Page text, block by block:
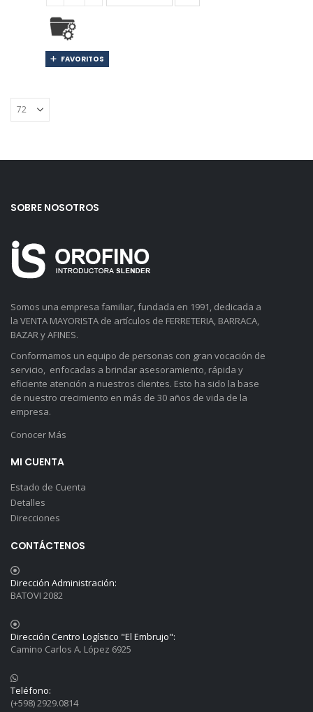
FAVORITOS
SOBRE NOSOTROS
Somos una empresa familiar, fundada en 1991, dedicada a
la VENTA MAYORISTA de artículos de FERRETERIA, BARRACA,
BAZAR y AFINES.
Conformamos un equipo de personas con gran vocación de
servicio, enfocadas a brindar asesoramiento, rápida y
eficiente atención a nuestros clientes. Esto ha sido la base
de nuestro crecimiento en más de 30 años de vida de la
empresa.
Conocer Más
MI CUENTA
Estado de Cuenta
Detalles
Direcciones
CONTÁCTENOS
Dirección Administración:
BATOVI 2082
Dirección Centro Logístico "El Embrujo":
Camino Carlos A. López 6925
Teléfono:
(+598) 2929.0814